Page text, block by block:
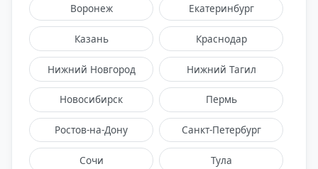
Воронеж Екатеринбург
Казань Краснодар
Нижний Новгород Нижний Тагил
Новосибирск Пермь
Ростов-на-Дону Санкт-Петербург
Сочи Тула